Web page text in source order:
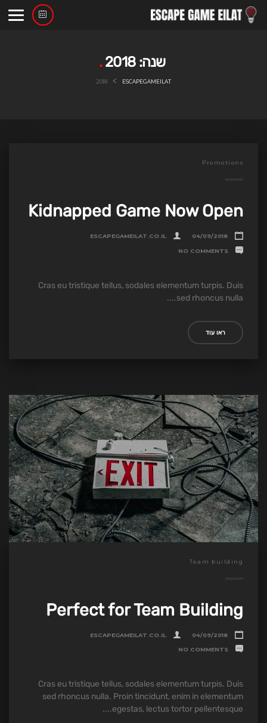
Skip
שנה:2018
ESCAPEGAMEILAT
>
2018
Promotions
Kidnapped Game Now Open
04/09/2018
ESCAPEGAMEILAT.CO.IL
NO COMMENTS
Cras eu tristique tellus, sodales elementum turpis. Duis
sed rhoncus nulla....
ראו עוד
Team building
Perfect for Team Building
04/09/2018
ESCAPEGAMEILAT.CO.IL
NO COMMENTS
Cras eu tristique tellus, sodales elementum turpis. Duis
sed rhoncus nulla. Proin tincidunt, enim in elementum
egestas, lectus tortor pellentesque....